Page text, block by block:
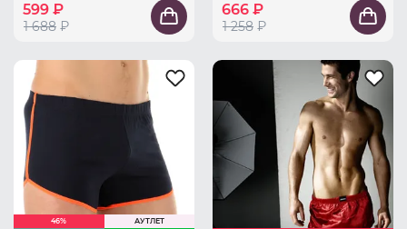
599 ₽
1 688 ₽
666 ₽
1 258 ₽
46%
АУТЛЕТ